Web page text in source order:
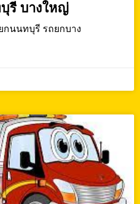
รี บางใหญ่
กนนทบุรี รถยกบาง